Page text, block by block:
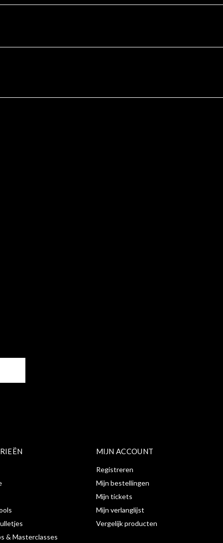
& Masterclasses
MIJN ACCOUNT
Registreren
Mijn bestellingen
Mijn tickets
Mijn verlanglijst
Vergelijk producten